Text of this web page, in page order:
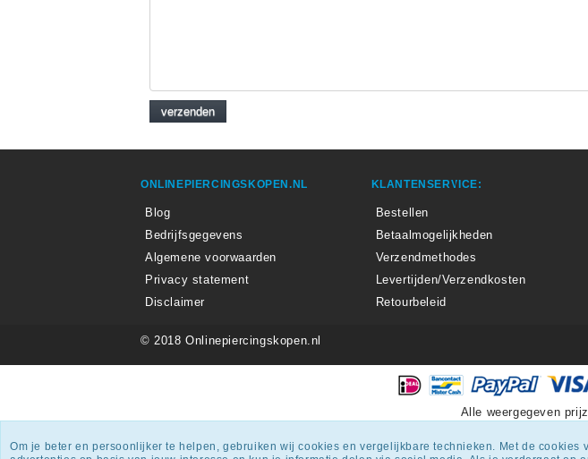
ONLINEPIERCINGSKOPEN.NL
Blog
Bedrijfsgegevens
Algemene voorwaarden
Privacy statement
Disclaimer
KLANTENSERVICE:
Bestellen
Betaalmogelijkheden
Verzendmethodes
Levertijden/Verzendkosten
Retourbeleid
© 2018 Onlinepiercingskopen.nl
Alle weergegeven
Onlinepiercingskopen.nlkrijgt een
Om je beter en persoonlijker te helpen, gebruiken wij cookies en vergelijkbare technieken. Met de